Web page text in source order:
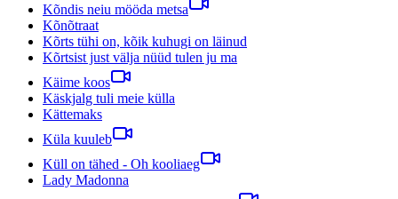
Kõndis neiu mööda metsa
Kõnõtraat
Kõrts tühi on, kõik kuhugi on läinud
Kõrtsist just välja nüüd tulen ju ma
Käime koos
Käskjalg tuli meie külla
Kättemaks
Küla kuuleb
Küll on tähed - Oh kooliaeg
Lady Madonna